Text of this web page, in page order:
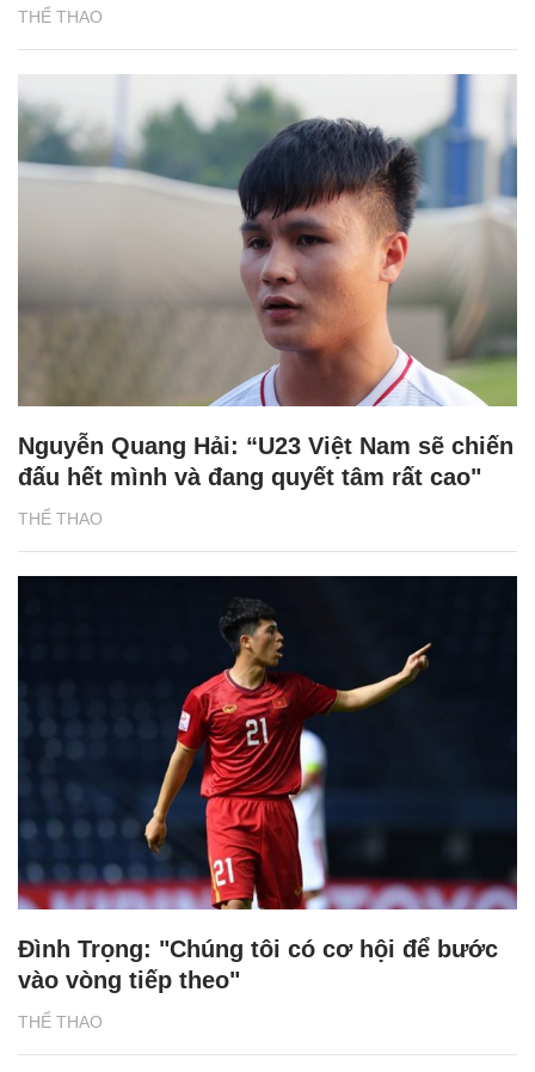
THỂ THAO
THỂ THAO
Nguyễn Quang Hải: “U23 Việt Nam sẽ chiến
đấu hết mình và đang quyết tâm rất cao"
THỂ THAO
Đình Trọng: "Chúng tôi có cơ hội để bước
vào vòng tiếp theo"